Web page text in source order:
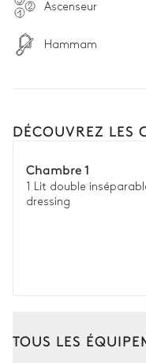
Ascenseur
Hammam
DÉCOUVREZ LES
Chambre 1
1 Lit double
dressing
TOUS LES